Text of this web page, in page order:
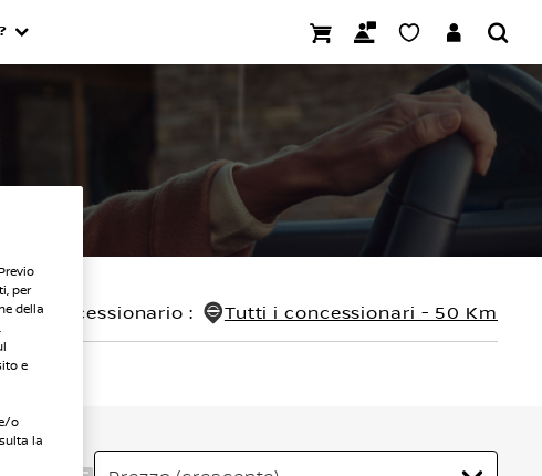
concessionario :
Tutti i concessionari - 50 Km
per
della
e
o
la